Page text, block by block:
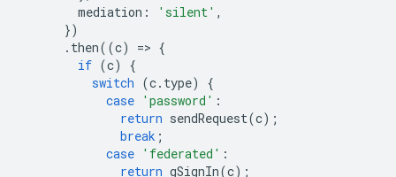
mediation : 'silent' ,
})
. then((c) => {
if (c)
{
switch (c. type)
{
case 'password' :
return sendRequest(c);
break ;
case 'federated' :
return gSignIn(c);